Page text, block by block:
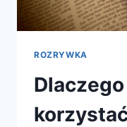
ROZRYWKA